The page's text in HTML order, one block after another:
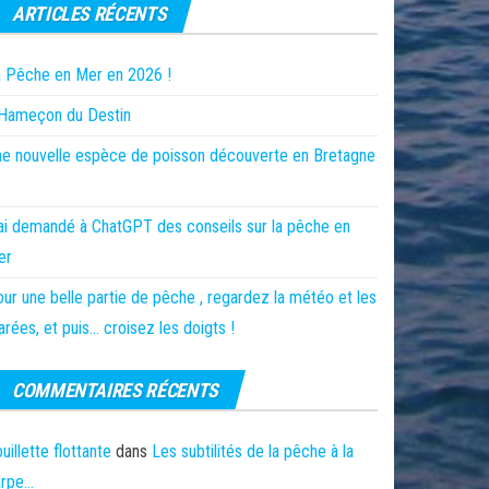
ARTICLES RÉCENTS
Pêche en Mer en 2026 !
du Destin
nouvelle espèce de poisson découverte en Bretagne
demandé à ChatGPT des conseils sur la pêche en
une belle partie de pêche , regardez la météo et les
et puis… croisez les doigts !
COMMENTAIRES RÉCENTS
flottante dans Les subtilités de la pêche à la